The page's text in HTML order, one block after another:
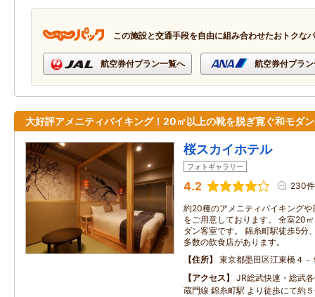
この施設と交通手段を自由に組み合わせたおトクな
航空券付プラン一覧へ 航空券付プラ
大好評アメニティバイキング！20㎡以上の靴を脱ぎ寛ぐ和モダ
桜スカイホテル
フォトギャラリー
4.2 230件
約20種のアメニティバイキング
をご用意しております。 全室20
ダン客室です。 錦糸町駅徒歩5分
多数の飲食店があります。
住所
東京都墨田区江東橋４－
アクセス
JR総武快速・総武
蔵門線 錦糸町駅 より徒歩にて約